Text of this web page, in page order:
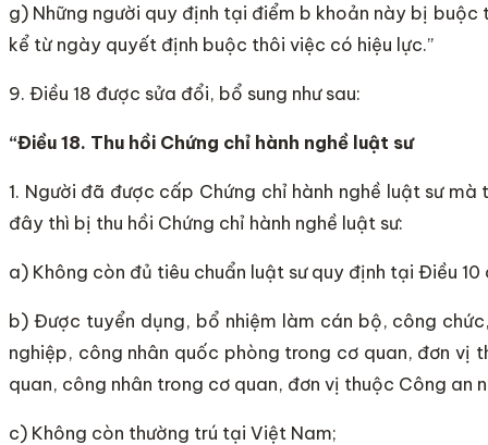
g) Những người quy định tại điểm b khoản này bị
kể từ ngày quyết định buộc thôi việc có hiệu lực.”
9. Điều 18 được sửa đổi, bổ sung như sau:
“Điều 18. Thu hồi Chứng chỉ hành nghề luật sư
1. Người đã được cấp Chứng chỉ hành nghề luật sư
đây thì bị thu hồi Chứng chỉ hành nghề luật sư:
a) Không còn đủ tiêu chuẩn luật sư quy định tại Điều
b) Được tuyển dụng, bổ nhiệm làm cán bộ, công
nghiệp, công nhân quốc phòng trong cơ quan, đơn vị
quan, công nhân trong cơ quan, đơn vị thuộc Công an
c) Không còn thường trú tại Việt Nam;